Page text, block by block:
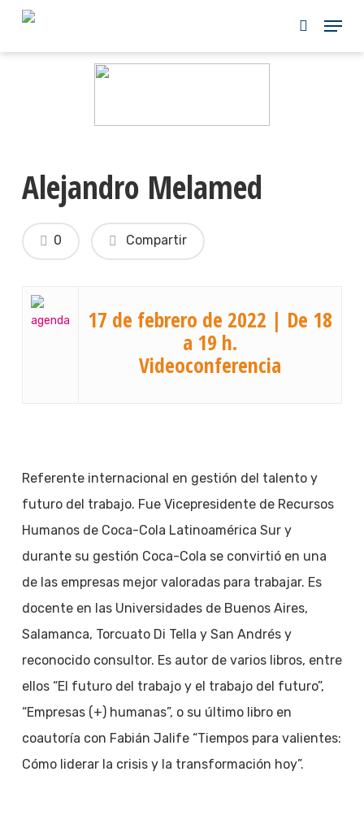
Skip
Alejandro Melamed
Compartir
0
17 de febrero de 2022 | De 18
a 19 h.
Videoconferencia
Referente internacional en gestión del talento y
futuro del trabajo. Fue Vicepresidente de Recursos
Humanos de Coca-Cola Latinoamérica Sur y
durante su gestión Coca-Cola se convirtió en una
de las empresas mejor valoradas para trabajar. Es
docente en las Universidades de Buenos Aires,
Salamanca, Torcuato Di Tella y San Andrés y
reconocido consultor. Es autor de varios libros, entre
ellos “El futuro del trabajo y el trabajo del futuro”,
“Empresas (+) humanas”, o su último libro en
coautoría con Fabián Jalife “Tiempos para valientes:
Cómo liderar la crisis y la transformación hoy”.